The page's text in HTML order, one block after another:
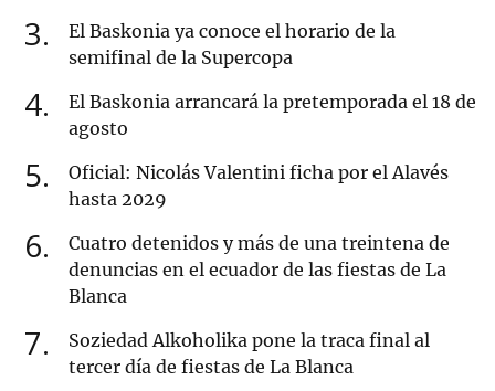
3
El Baskonia ya conoce el horario de la
semifinal de la Supercopa
4
El Baskonia arrancará la pretemporada el 18 de
agosto
5
Oficial: Nicolás Valentini ficha por el Alavés
hasta 2029
6
Cuatro detenidos y más de una treintena de
denuncias en el ecuador de las fiestas de La
Blanca
7
Soziedad Alkoholika pone la traca final al
tercer día de fiestas de La Blanca